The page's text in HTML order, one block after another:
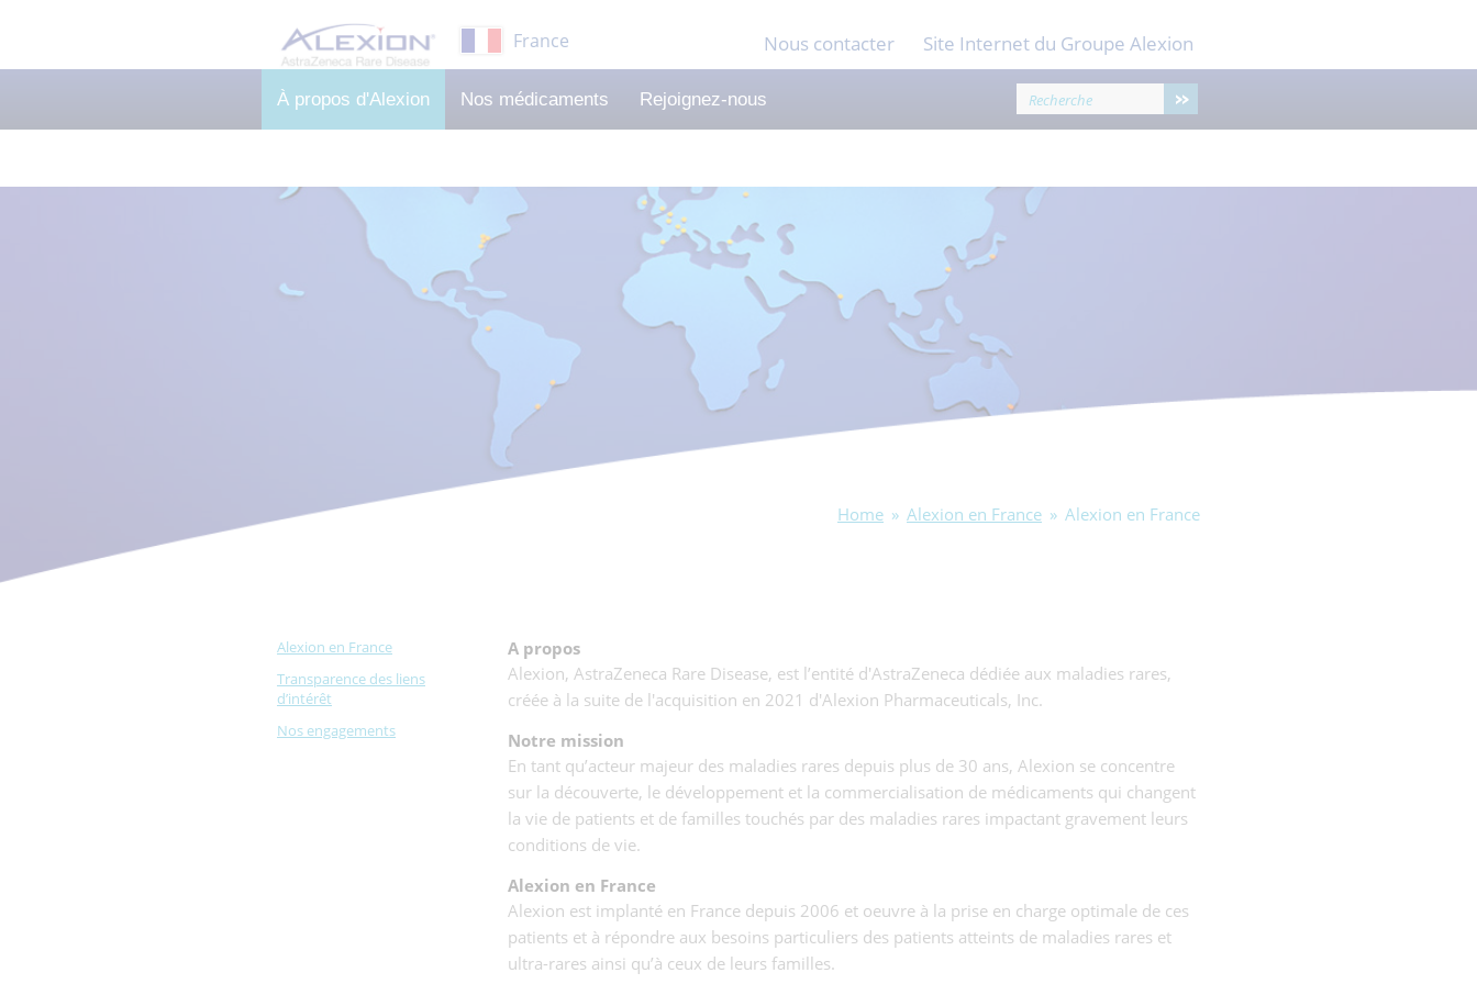
France Nous contacter Site Internet du Groupe Alexion
À propos d'Alexion Nos médicaments Rejoignez-nous
Home » Alexion en France » Alexion en France
A propos
Alexion, AstraZeneca Rare Disease, est l’entité d'AstraZeneca dédiée aux maladies rares,
créée à la suite de l'acquisition en 2021 d'Alexion Pharmaceuticals, Inc.
Notre mission
En tant qu’acteur majeur des maladies rares depuis plus de 30 ans, Alexion se concentre
sur la découverte, le développement et la commercialisation de médicaments qui changent
la vie de patients et de familles touchés par des maladies rares impactant gravement leurs
conditions de vie.
Alexion en France
Alexion est implanté en France depuis 2006 et oeuvre à la prise en charge optimale de ces
patients et à répondre aux besoins particuliers des patients atteints de maladies rares et
ultra-rares ainsi qu’à ceux de leurs familles.
Alexion en France
Transparence des liens
d’intérêt
Nos engagements